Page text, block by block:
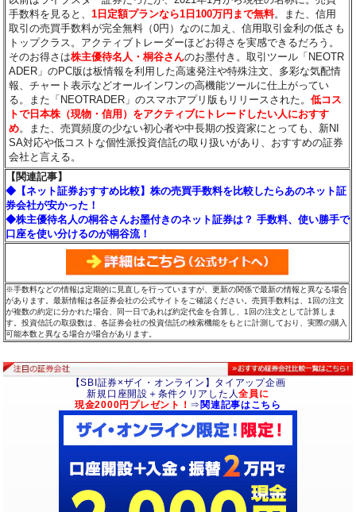
手数料を見ると、1日定額プランなら1日100万円まで無料。また、信用
取引の売買手数料が完全無料（0円）なのに加え、信用取引金利の低さも
トップクラス。アクティブトレーダーほどお得さを実感できるだろう。
そのお得さは株主優待名人・桐谷さんのお墨付き。取引ツール「NEOTR
ADER」のPC版は板情報を利用した高速発注や特殊注文、多彩な気配情
報、チャート表示などオールインワンの高機能ツールに仕上がってい
る。また「NEOTRADER」のスマホアプリ版もリリースされた。低コス
トで日本株（現物・信用）をアクティブにトレードしたい人におすす
め。また、売買頻度の少ない初心者や中長期の投資家にとっても、新NI
SA対応や低コストな個性派投資信託の取り扱いがあり、おすすめの証券
会社と言える。
【関連記事】
◆【ネット証券おすすめ比較】株の売買手数料を比較したらあのネット証
券会社が安かった！
◆株主優待名人の桐谷さんお墨付きのネット証券は？ 手数料、使い勝手で
口座を使い分けるのが桐谷流！
※手数料などの情報は定期的に見直しを行っていますが、更新の関係で最新の情報と異なる場合
があります。最新情報は各証券会社の公式サイトをご確認ください。売買手数料は、1回の注文
が複数の約定に分かれた場合、同一日であれば約定代金を合算し、1回の注文として計算しま
す。投資信託の取扱数は、各証券会社の投資信託の検索機能をもとに計測しており、実際の購入
可能本数と異なる場合が場合があります。
【SBI証券×ザイ・オンライン】タイアップ企画
新規口座開設＋条件クリアした人全員に
現金2000円プレゼント！ ⇒ 関連記事はこちら